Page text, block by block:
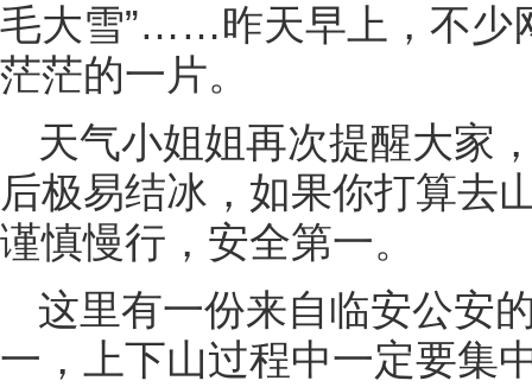
毛大雪”……昨天早上，不少
茫茫的一片。
天气小姐姐再次提醒大家
后极易结冰，如果你打算去
谨慎慢行，安全第一。
这里有一份来自临安公安
一，上下山过程中一定要集